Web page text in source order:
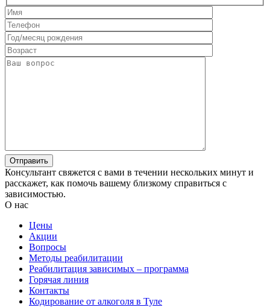
Консультант свяжется с вами в течении нескольких минут и
расскажет, как помочь вашему близкому справиться с
зависимостью.
О нас
Цены
Акции
Вопросы
Методы реабилитации
Реабилитация зависимых – программа
Горячая линия
Контакты
Кодирование от алкоголя в Туле